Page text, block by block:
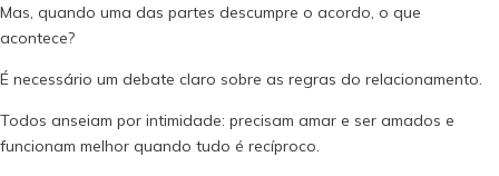
Mas, quando uma das partes descumpre o acordo, o que
acontece?
É necessário um debate claro sobre as regras do relacionamento.
Todos anseiam por intimidade: precisam amar e ser amados e
funcionam melhor quando tudo é recíproco.